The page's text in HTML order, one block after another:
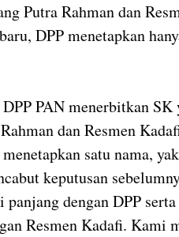
Putra Rahman dan
DPP menetapkan
PAN menerbitkan
dan Resmen
satu nama,
keputusan
panjang dengan DPP
Resmen Kadafi. Kami